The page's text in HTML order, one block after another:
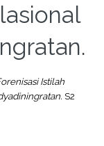
Istilah
S2